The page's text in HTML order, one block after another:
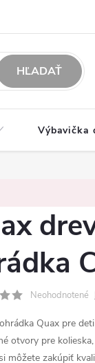
HĽADAŤ
Výbavička
Neohodnotené
Quax pre
otvory pre
môžete zakúpiť